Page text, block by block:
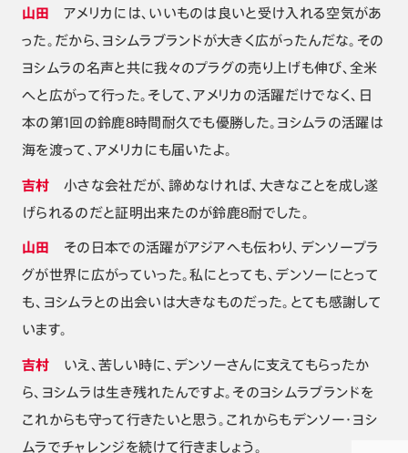
山田 アメリカには、いいものは良いと受け入れる空気があ
った。だから、ヨシムラブランドが大きく広がったんだな。その
ヨシムラの名声と共に我々のプラグの売り上げも伸び、全米
へと広がって行った。そして、アメリカの活躍だけでなく、日
本の第1回の鈴鹿8時間耐久でも優勝した。ヨシムラの活躍は
海を渡って、アメリカにも届いたよ。
吉村 小さな会社だが、諦めなければ、大きなことを成し遂
げられるのだと証明出来たのが鈴鹿8耐でした。
山田 その日本での活躍がアジアへも伝わり、デンソープラ
グが世界に広がっていった。私にとっても、デンソーにとって
も、ヨシムラとの出会いは大きなものだった。とても感謝して
います。
吉村 いえ、苦しい時に、デンソーさんに支えてもらったか
ら、ヨシムラは生き残れたんですよ。そのヨシムラブランドを
これからも守って行きたいと思う。これからもデンソー・ヨシ
ムラでチャレンジを続けて行きましょう。